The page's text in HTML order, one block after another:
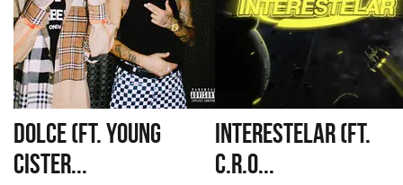
DOLCE (FT. YOUNG
CISTER...
INTERESTELAR (FT.
C.R.O...